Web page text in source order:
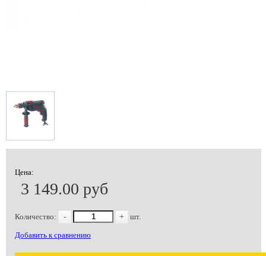
Цена:
3 149.00 руб
Количество: - + шт.
Добавить к сравнению